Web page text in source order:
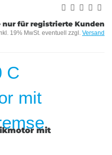
nur für registrierte Kunden
19% MwSt. eventuell zzgl. Versand
mit